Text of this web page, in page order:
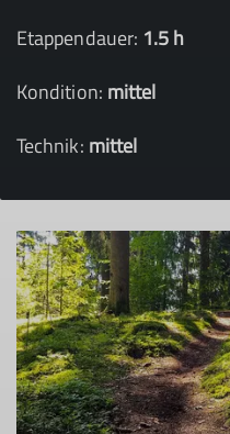
Etappendauer: 1.5 h
Kondition: mittel
Technik: mittel